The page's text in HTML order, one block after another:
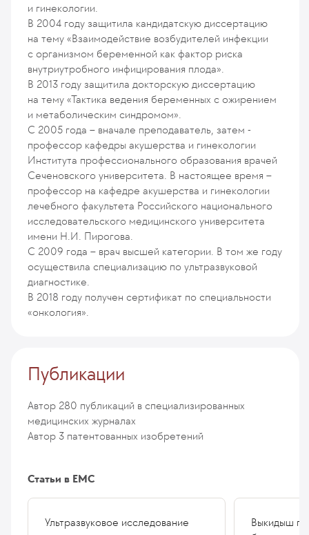
и гинекологии.
В 2004 году защитила кандидатскую диссертацию
на тему «Взаимодействие возбудителей инфекции
с организмом беременной как фактор риска
внутриутробного инфицирования плода».
В 2013 году защитила докторскую диссертацию
на тему «Тактика ведения беременных с ожирением
и метаболическим синдромом».
С 2005 года – вначале преподаватель, затем -
профессор кафедры акушерства и гинекологии
Института профессионального образования врачей
Сеченовского университета. В настоящее время –
профессор на кафедре акушерства и гинекологии
лечебного факультета Российского национального
исследовательского медицинского университета
имени Н.И. Пирогова.
С 2009 года – врач высшей категории. В том же году
осуществила специализацию по ультразвуковой
диагностике.
В 2018 году получен сертификат по специальности
«онкология».
Публикации
Автор 280 публикаций в специализированных
медицинских журналах
Автор 3 патентованных изобретений
Статьи в ЕМС
Ультразвуковое исследование
Выкидыш